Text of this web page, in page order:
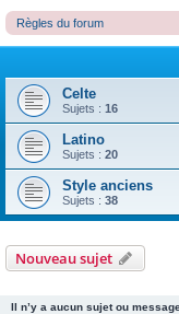
Règles du forum
Celte
Sujets : 16
Latino
Sujets : 20
Style anciens
Sujets : 38
Nouveau sujet
Il n’y a aucun sujet ou